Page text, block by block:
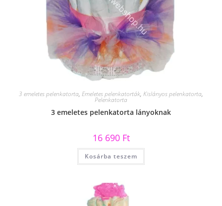
3 emeletes pelenkatorta, Emeletes pelenkatorták, Kislányos pelenkatorta,
Pelenkatorta
3 emeletes pelenkatorta lányoknak
16 690 Ft
Kosárba teszem